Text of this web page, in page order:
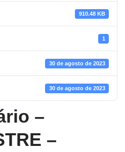
910.48 KB
1
30 de agosto de 2023
30 de agosto de 2023
–
–